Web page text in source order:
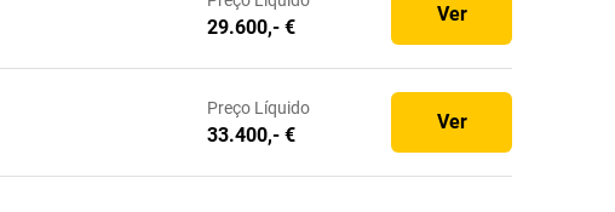
29.600,- €
Ver
Preço Líquido
33.400,- €
Ver